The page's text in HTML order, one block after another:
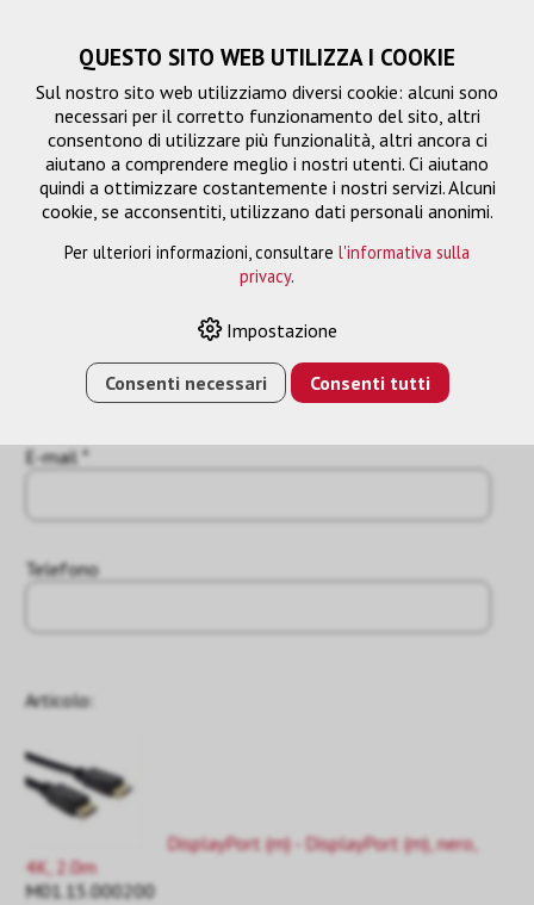
E-mail *
Telefono
Articolo:
DisplayPort (m) - DisplayPort (m), nero,
4K, 2.0m
M01.15.000200
QUESTO SITO WEB UTILIZZA I COOKIE
Sul nostro sito web utilizziamo diversi cookie: alcuni sono
necessari per il corretto funzionamento del sito, altri
consentono di utilizzare più funzionalità, altri ancora ci
aiutano a comprendere meglio i nostri utenti. Ci aiutano
quindi a ottimizzare costantemente i nostri servizi. Alcuni
cookie, se acconsentiti, utilizzano dati personali anonimi.
Per ulteriori informazioni, consultare l'informativa sulla
privacy.
Impostazione
Consenti necessari Consenti tutti